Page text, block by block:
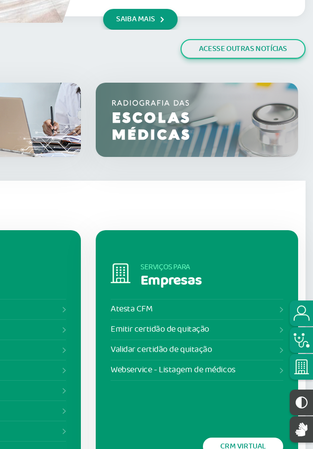
SAIBA MAIS
ACESSE OUTRAS NOTÍCIAS
SERVIÇOS PARA
Empresas
Atesta CFM
Emitir certidão de quitação
Validar certidão de quitação
Webservice - Listagem de médicos
CRM VIRTUAL